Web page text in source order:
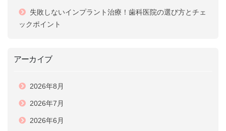
失敗しないインプラント治療！歯科医院の選び方とチェ
ックポイント
アーカイブ
2026年8月
2026年7月
2026年6月